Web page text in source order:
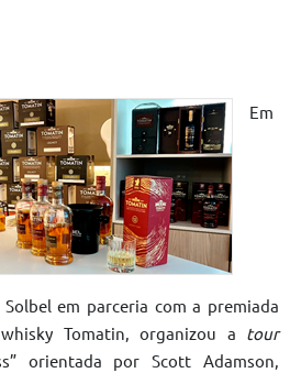
Em
em parceria com a premiada
Tomatin, organizou a tour
orientada por Scott Adamson,